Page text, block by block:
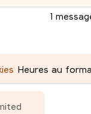
1
Heures au